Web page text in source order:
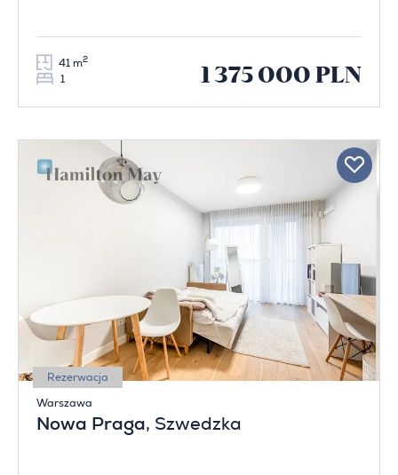
41 m2
1 1 375 000 PLN
Rezerwacja
Warszawa
Nowa Praga, Szwedzka